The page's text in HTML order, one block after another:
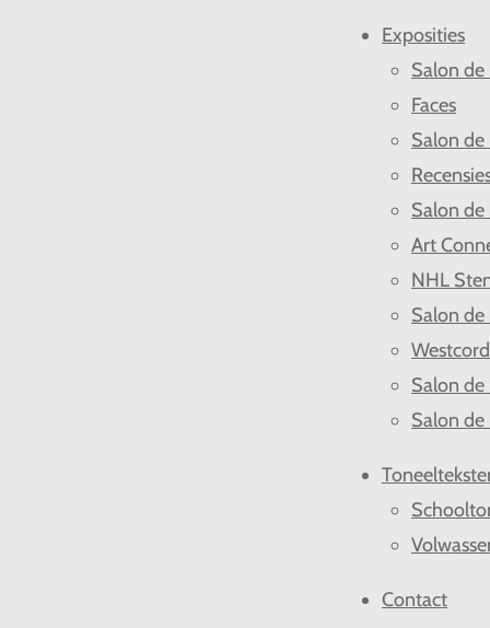
Exposities
Salon
Faces
Salon de
Salon
Art
NHL
Salon
Salon
Salon
Contact